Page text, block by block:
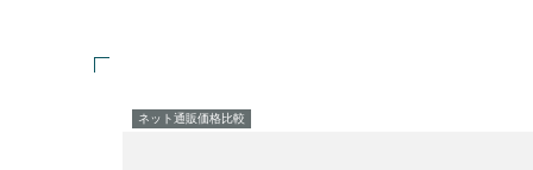
ネット通販価格比較